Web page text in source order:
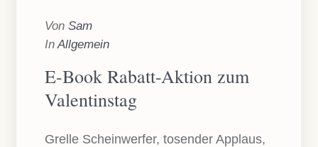
Von Sam
In Allgemein
E-Book Rabatt-Aktion zum
Valentinstag
Grelle Scheinwerfer, tosender Applaus,